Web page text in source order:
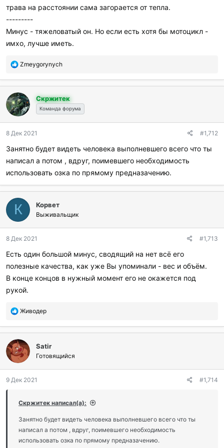
трава на расстоянии сама загорается от тепла.
---------
Минус - тяжеловатый он. Но если есть хотя бы мотоцикл -
имхо, лучше иметь.
П
б
а
г
о
а
и
л
и
Zmeygorynych
Скржитек
Команда форума
8 Дек 2021 #1,712
Занятно будет видеть человека выполневшего всего что ты
написал а потом , вдруг, поимевшего необходимость
использовать озка по прямому предназачению.
К Корвет
Выживальщик
8 Дек 2021 #1,713
Есть один большой минус, сводящий на нет всё его
полезные качества, как уже Вы упоминали - вес и объём.
В конце концов в нужный момент его не окажется под
рукой.
П
б
а
г
о
а
и
и
Живодер
Satir
Готовящийся
9 Дек 2021 #1,714
Скржитек написал(а):
Занятно будет видеть человека выполневшего всего что ты
написал а потом , вдруг, поимевшего необходимость
использовать озка по прямому предназачению.